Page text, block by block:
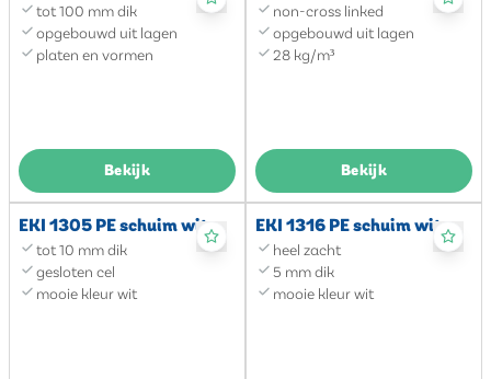
tot 100 mm dik
opgebouwd uit lagen
platen en vormen
Bekijk
non-cross linked
opgebouwd uit lagen
28 kg/m³
Bekijk
EKI 1305 PE schuim wit
tot 10 mm dik
gesloten cel
mooie kleur wit
EKI 1316 PE schuim wit
heel zacht
5 mm dik
mooie kleur wit